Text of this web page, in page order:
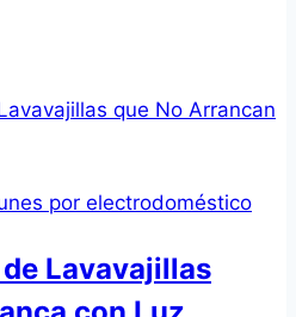
por electrodoméstico
Lavavajillas